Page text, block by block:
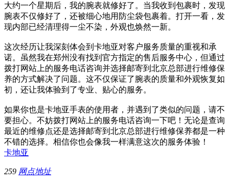
大约一个星期后，我的腕表就修好了。当我收到包裹时，发现
腕表不仅修好了，还被细心地用防尘袋包裹着。打开一看，发
现内部已经清理得一尘不染，外观也焕然一新。
这次经历让我深刻体会到卡地亚对客户服务质量的重视和承
诺。虽然我在郑州没有找到官方指定的售后服务中心，但通过
拨打网站上的服务电话咨询并选择邮寄到北京总部进行维修保
养的方式解决了问题。这不仅保证了腕表的质量和外观恢复如
初，还让我体验到了专业、贴心的服务。
如果你也是卡地亚手表的使用者，并遇到了类似的问题，请不
要担心。不妨拨打网站上的服务电话咨询一下吧！无论是查询
最近的维修点还是选择邮寄到北京总部进行维修保养都是一种
不错的选择。相信你也会像我一样满意这次的服务体验！
卡地亚
259 网点地址